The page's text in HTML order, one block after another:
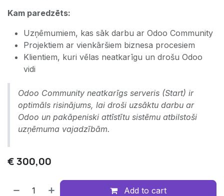
Kam paredzēts:
Uzņēmumiem, kas sāk darbu ar Odoo Community
Projektiem ar vienkāršiem biznesa procesiem
Klientiem, kuri vēlas neatkarīgu un drošu Odoo
vidi
Odoo Community neatkarīgs serveris (Start) ir
optimāls risinājums, lai droši uzsāktu darbu ar
Odoo un pakāpeniski attīstītu sistēmu atbilstoši
uzņēmuma vajadzībām.
€300,00
Add to cart